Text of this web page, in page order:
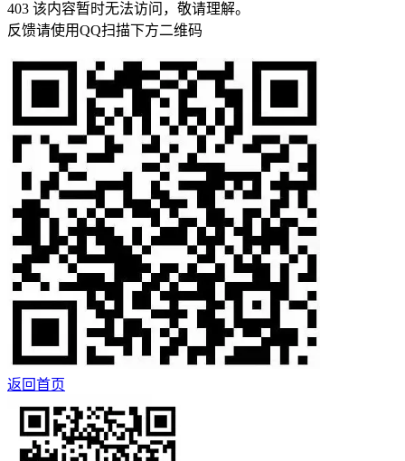
403 该内容暂时无法访问，敬请理解。
反馈请使用QQ扫描下方二维码
返回首页